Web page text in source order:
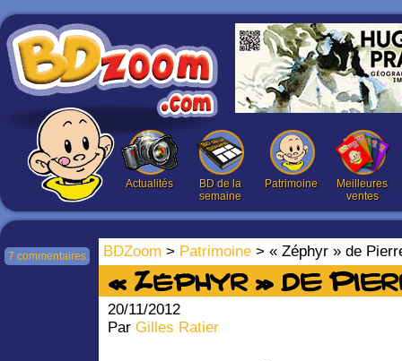
Actualités
BD de la
semaine
Patrimoine
Meilleures
ventes
BDZoom > Patrimoine > « Zéphyr » de
7 commentaires
« Zéphyr » de
20/11/2012
Par Gilles Ratier